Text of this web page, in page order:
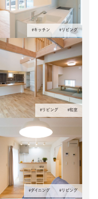
#キッチン #リビング
#リビング #和室
#ダイニング #リビング